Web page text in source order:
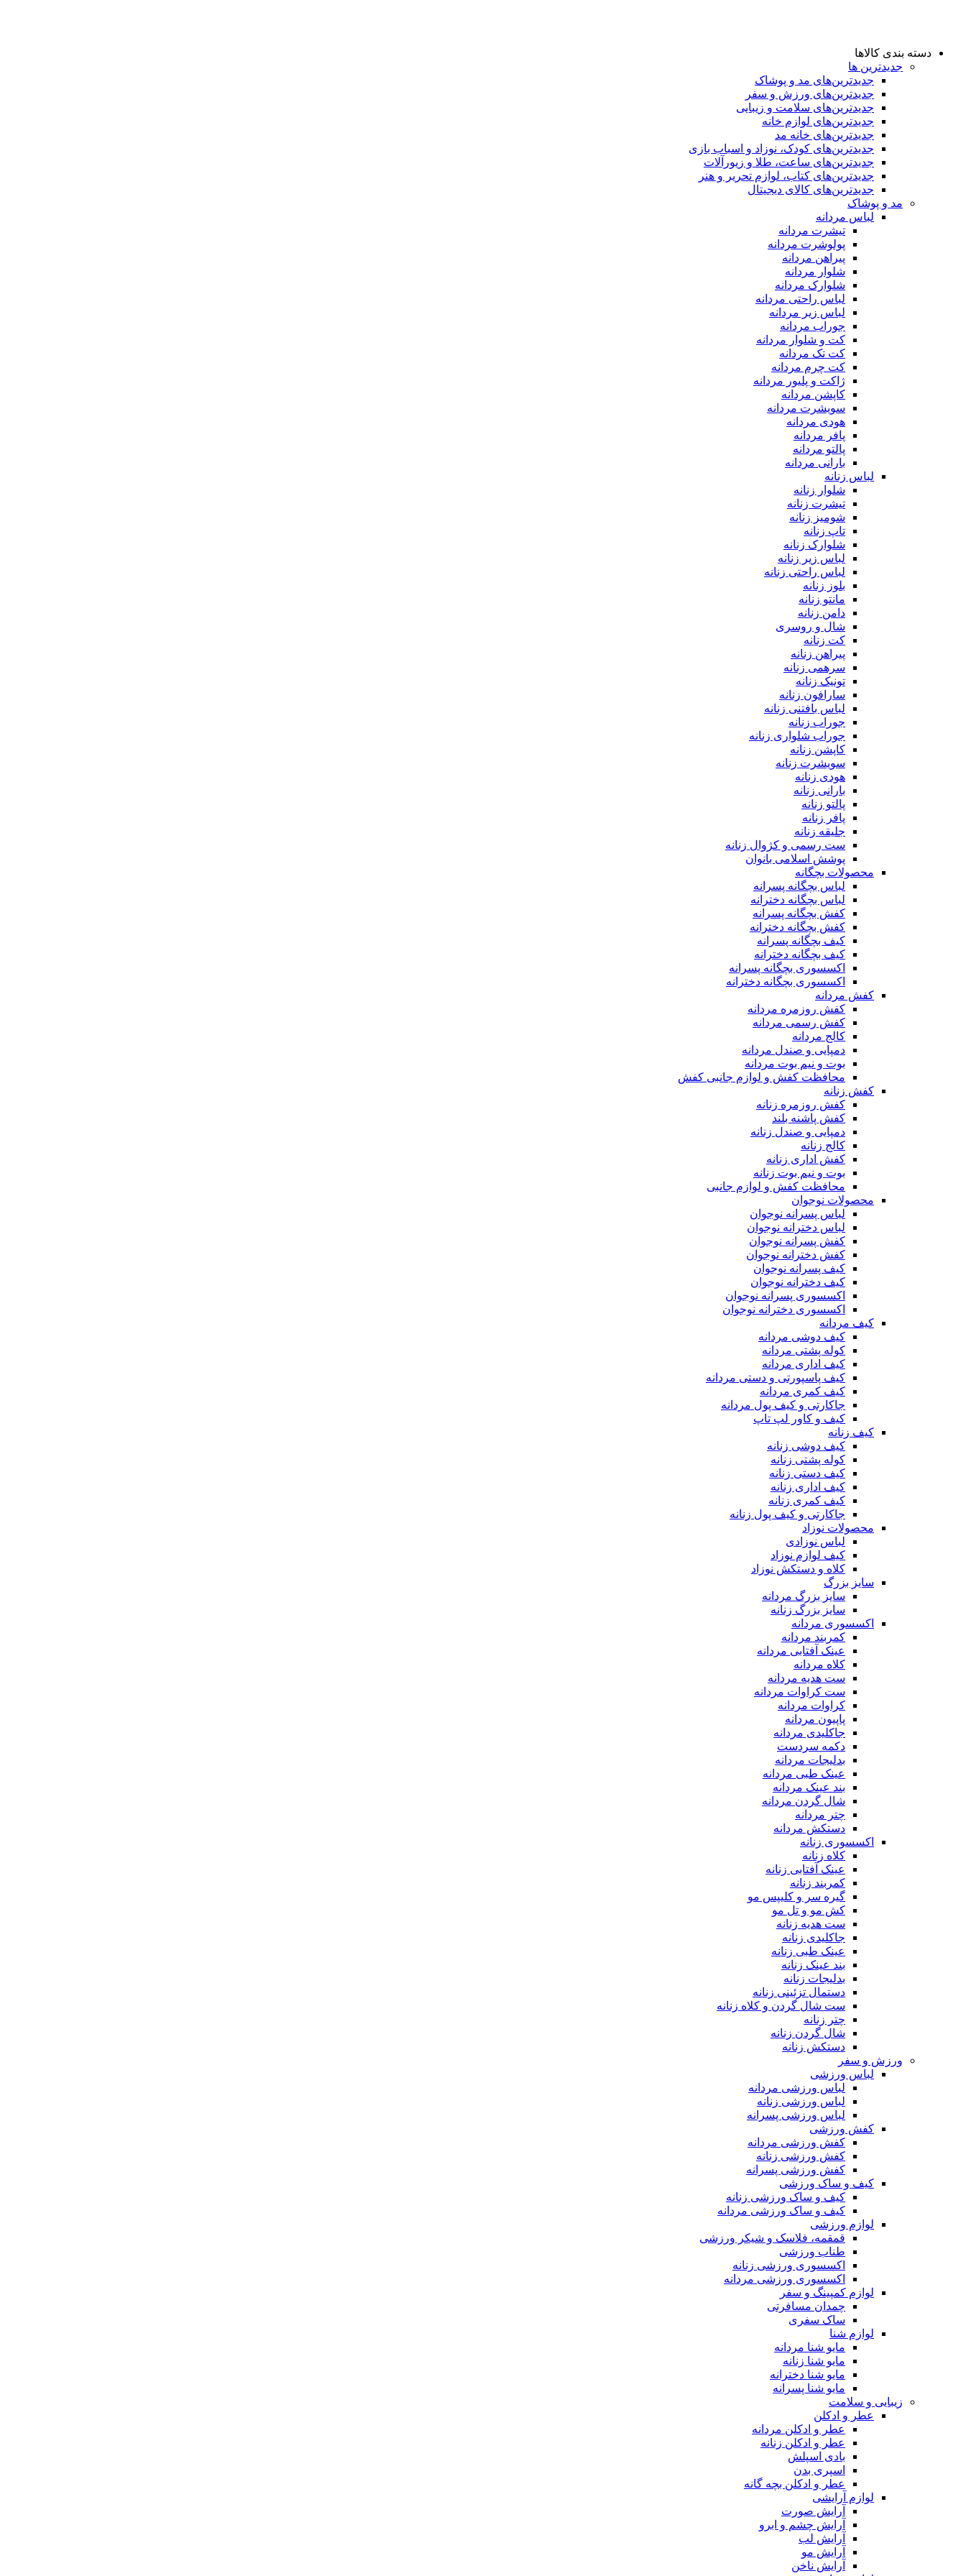
دسته بندی کالاها
جدیدترین ها
جدید‌ترین‌های مد و پوشاک
جدید‌ترین‌های ورزش و سفر
جدید‌ترین‌های سلامت و زیبایی
جدید‌ترین‌های لوازم خانه
جدیدترین‌های خانه مد
جدید‌ترین‌های کودک، نوزاد و اسباب بازی
جدید‌ترین‌های ساعت، طلا و زیورآلات
جدید‌ترین‌های کتاب، لوازم تحریر و هنر
جدید‌ترین‌های کالای دیجیتال
مد و پوشاک
لباس مردانه
تیشرت مردانه
پولوشرت مردانه
پیراهن مردانه
شلوار مردانه
شلوارک مردانه
لباس راحتی مردانه
لباس زیر مردانه
جوراب مردانه
کت و شلوار مردانه
کت تک مردانه
کت چرم مردانه
ژاکت و پلیور مردانه
کاپشن مردانه
سویشرت مردانه
هودی مردانه
پافر مردانه
پالتو مردانه
بارانی مردانه
لباس زنانه
شلوار زنانه
تیشرت زنانه
شومیز زنانه
تاپ زنانه
شلوارک زنانه
لباس زیر زنانه
لباس راحتی زنانه
بلوز زنانه
مانتو زنانه
دامن زنانه
شال و روسری
کت زنانه
پیراهن زنانه
سرهمی زنانه
تونیک زنانه
سارافون زنانه
لباس بافتنی زنانه
جوراب زنانه
جوراب شلواری زنانه
کاپشن زنانه
سویشرت زنانه
هودی زنانه
بارانی زنانه
پالتو زنانه
پافر زنانه
جلیقه زنانه
ست رسمی و کژوال زنانه
پوشش اسلامی بانوان
محصولات بچگانه
لباس بچگانه پسرانه
لباس بچگانه دخترانه
کفش بچگانه پسرانه
کفش بچگانه دخترانه
کیف بچگانه پسرانه
کیف بچگانه دخترانه
اکسسوری بچگانه پسرانه
اکسسوری بچگانه دخترانه
کفش مردانه
کفش روزمره مردانه
کفش رسمی مردانه
کالج مردانه
دمپایی و صندل مردانه
بوت و نیم بوت مردانه
محافظت کفش و لوازم جانبی کفش
کفش زنانه
کفش روزمره زنانه
کفش پاشنه بلند
دمپایی و صندل زنانه
کالج زنانه
کفش اداری زنانه
بوت و نیم بوت زنانه
محافظت کفش و لوازم جانبی
محصولات نوجوان
لباس پسرانه نوجوان
لباس دخترانه نوجوان
کفش پسرانه نوجوان
کفش دخترانه نوجوان
کیف پسرانه نوجوان
کیف دخترانه نوجوان
اکسسوری پسرانه نوجوان
اکسسوری دخترانه نوجوان
کیف مردانه
کیف دوشی مردانه
کوله پشتی مردانه
کیف اداری مردانه
کیف پاسپورتی و دستی مردانه
کیف کمری مردانه
جاکارتی و کیف پول مردانه
کیف و کاور لپ تاپ
کیف زنانه
کیف دوشی زنانه
کوله پشتی زنانه
کیف دستی زنانه
کیف اداری زنانه
کیف کمری زنانه
جاکارتی و کیف پول زنانه
محصولات نوزاد
لباس نوزادی
کیف لوازم نوزاد
کلاه و دستکش نوزاد
سایز بزرگ
سایز بزرگ مردانه
سایز بزرگ زنانه
اکسسوری مردانه
کمربند مردانه
عینک آفتابی مردانه
کلاه مردانه
ست هدیه مردانه
ست کراوات مردانه
کراوات مردانه
پاپیون مردانه
جاکلیدی مردانه
دکمه سردست
بدلیجات مردانه
عینک طبی مردانه
بند عینک مردانه
شال گردن مردانه
چتر مردانه
دستکش مردانه
اکسسوری زنانه
کلاه زنانه
عینک آفتابی زنانه
کمربند زنانه
گیره سر و کلیپس مو
کش مو و تل مو
ست هدیه زنانه
جاکلیدی زنانه
عینک طبی زنانه
بند عینک زنانه
بدلیجات زنانه
دستمال تزئینی زنانه
ست شال گردن و کلاه زنانه
چتر زنانه
شال گردن زنانه
دستکش زنانه
ورزش و سفر
لباس ورزشی
لباس ورزشی مردانه
لباس ورزشی زنانه
لباس ورزشی پسرانه
کفش ورزشی
کفش ورزشی مردانه
کفش ورزشی زنانه
کفش ورزشی پسرانه
کیف و ساک ورزشی
کیف و ساک ورزشی زنانه
کیف و ساک ورزشی مردانه
لوازم ورزشی
قمقمه، فلاسک و شیکر ورزشی
طناب ورزشی
اکسسوری ورزشی زنانه
اکسسوری ورزشی مردانه
لوازم کمپینگ و سفر
چمدان مسافرتی
ساک سفری
لوازم شنا
مایو شنا مردانه
مایو شنا زنانه
مایو شنا دخترانه
مایو شنا پسرانه
زیبایی و سلامت
عطر و ادکلن
عطر و ادکلن مردانه
عطر و ادکلن زنانه
بادی اسپلش
اسپری بدن
عطر و ادکلن بچه گانه
لوازم آرایشی
آرایش صورت
آرایش چشم و ابرو
آرایش لب
آرایش مو
آرایش ناخن